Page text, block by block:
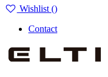
Wishlist ()
Contact